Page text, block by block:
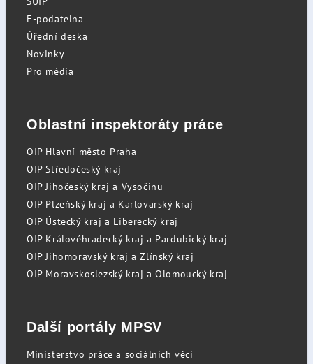
E-podatelna
Úřední deska
Novinky
Pro média
Oblastní inspektoráty práce
OIP Hlavní město Praha
OIP Středočeský kraj
OIP Jihočeský kraj a Vysočinu
OIP Plzeňský kraj a Karlovarský kraj
OIP Ústecký kraj a Liberecký kraj
OIP Královéhradecký kraj a Pardubický kraj
OIP Jihomoravský kraj a Zlínský kraj
OIP Moravskoslezský kraj a Olomoucký kraj
Další portály MPSV
Ministerstvo práce a sociálních věcí